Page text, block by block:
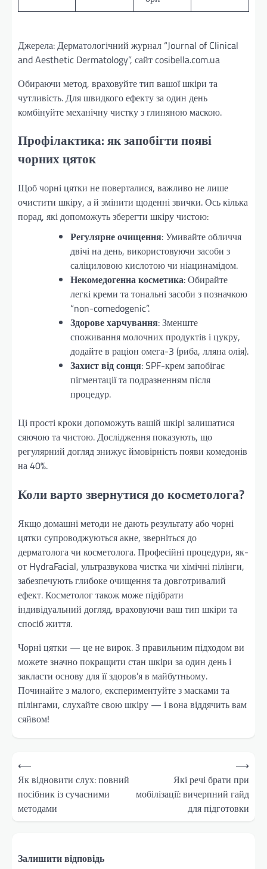
Джерела: Дерматологічний журнал “Journal of Clinical
and Aesthetic Dermatology”, сайт cosibella.com.ua
Обираючи метод, враховуйте тип вашої шкіри та
чутливість. Для швидкого ефекту за один день
комбінуйте механічну чистку з глиняною маскою.
Профілактика: як запобігти появі
чорних цяток
Щоб чорні цятки не поверталися, важливо не лише
очистити шкіру, а й змінити щоденні звички. Ось кілька
порад, які допоможуть зберегти шкіру чистою:
Регулярне очищення: Умивайте обличчя
двічі на день, використовуючи засоби з
саліциловою кислотою чи ніацинамідом.
Некомедогенна косметика: Обирайте
легкі креми та тональні засоби з позначкою
“non-comedogenic”.
Здорове харчування: Зменште
споживання молочних продуктів і цукру,
додайте в раціон омега-3 (риба, лляна олія).
Захист від сонця: SPF-крем запобігає
пігментації та подразненням після
процедур.
Ці прості кроки допоможуть вашій шкірі залишатися
сяючою та чистою. Дослідження показують, що
регулярний догляд знижує ймовірність появи комедонів
на 40%.
Коли варто звернутися до косметолога?
Якщо домашні методи не дають результату або чорні
цятки супроводжуються акне, зверніться до
дерматолога чи косметолога. Професійні процедури, як-
от HydraFacial, ультразвукова чистка чи хімічні пілінги,
забезпечують глибоке очищення та довготривалий
ефект. Косметолог також може підібрати
індивідуальний догляд, враховуючи ваш тип шкіри та
спосіб життя.
Чорні цятки — це не вирок. З правильним підходом ви
можете значно покращити стан шкіри за один день і
закласти основу для її здоров’я в майбутньому.
Починайте з малого, експериментуйте з масками та
пілінгами, слухайте свою шкіру — і вона віддячить вам
сяйвом!
Навігація
записів
⟵
Як відновити слух: повний
посібник із сучасними
методами
Які речі брати при
мобілізації: вичерпний гайд
для підготовки
⟶
Залишити відповідь